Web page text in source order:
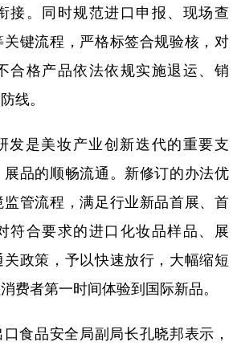
日本語 한국어
接。同时规范进口申报、现场查
键流程，严格标签合规验核，对
合格产品依法依规实施退运、销
线。
是美妆产业创新迭代的重要支
品的顺畅流通。新修订的办法优
管流程，满足行业新品首展、首
符合要求的进口化妆品样品、展
政策，予以快速放行，大幅缩短
费者第一时间体验到国际新品。
品安全局副局长孔晓邦表示，